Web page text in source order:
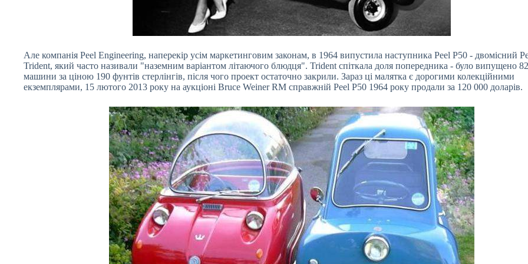
Але компанія Peel Engineering, наперекір усім маркетинговим законам, в 1964 випустила наступника Peel P50 - двомісний
Trident, який часто називали "наземним варіантом літаючого блюдця". Trident спіткала доля попередника - було випущено 82
машини за ціною 190 фунтів стерлінгів, після чого проект остаточно закрили. Зараз ці малятка є дорогими колекційними
екземплярами, 15 лютого 2013 року на аукціоні Bruce Weiner RM справжній Peel P50 1964 року продали за 120 000 доларів.